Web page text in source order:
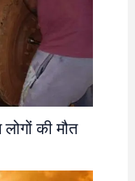
की मौत